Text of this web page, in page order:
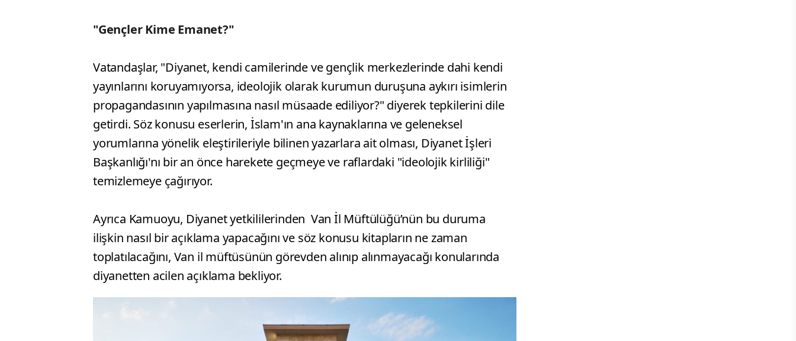
"Gençler Kime Emanet?"
Vatandaşlar, "Diyanet, kendi camilerinde ve gençlik merkezlerinde dahi kendi
yayınlarını koruyamıyorsa, ideolojik olarak kurumun duruşuna aykırı isimlerin
propagandasının yapılmasına nasıl müsaade ediliyor?" diyerek tepkilerini dile
getirdi. Söz konusu eserlerin, İslam'ın ana kaynaklarına ve geleneksel
yorumlarına yönelik eleştirileriyle bilinen yazarlara ait olması, Diyanet İşleri
Başkanlığı'nı bir an önce harekete geçmeye ve raflardaki "ideolojik kirliliği"
temizlemeye çağırıyor.
Ayrıca Kamuoyu, Diyanet yetkililerinden Van İl Müftülüğü’nün bu duruma
ilişkin nasıl bir açıklama yapacağını ve söz konusu kitapların ne zaman
toplatılacağını, Van il müftüsünün görevden alınıp alınmayacağı konularında
diyanetten acilen açıklama bekliyor.